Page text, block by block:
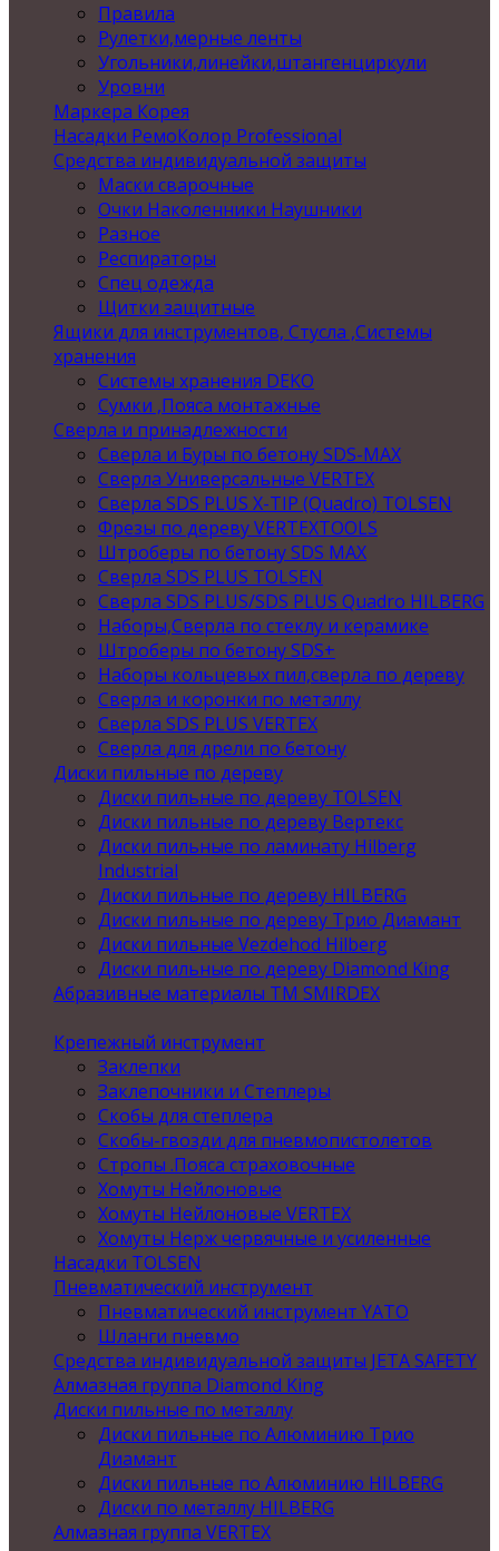
Правила
Рулетки,мерные ленты
Угольники,линейки,штангенциркули
Уровни
Маркера Корея
Насадки РемоКолор Professional
Средства индивидуальной защиты
Маски сварочные
Очки Наколенники Наушники
Разное
Респираторы
Спец одежда
Щитки защитные
Ящики для инструментов, Стусла ,Системы
хранения
Системы хранения DEKO
Сумки ,Пояса монтажные
Сверла и принадлежности
Сверла и Буры по бетону SDS-MAX
Сверла Универсальные VERTEX
Сверла SDS PLUS X-TIP (Quadro) TOLSEN
Фрезы по дереву VERTEXTOOLS
Штроберы по бетону SDS MAX
Сверла SDS PLUS TOLSEN
Сверла SDS PLUS/SDS PLUS Quadro HILBERG
Наборы,Сверла по стеклу и керамике
Штроберы по бетону SDS+
Наборы кольцевых пил,сверла по дереву
Сверла и коронки по металлу
Сверла SDS PLUS VERTEX
Сверла для дрели по бетону
Диски пильные по дереву
Диски пильные по дереву TOLSEN
Диски пильные по дереву Вертекс
Диски пильные по ламинату Hilberg
Industrial
Диски пильные по дереву HILBERG
Диски пильные по дереву Трио Диамант
Диски пильные Vezdehod Hilberg
Диски пильные по дереву Diamond King
Абразивные материалы ТМ SMIRDEX
Крепежный инструмент
Заклепки
Заклепочники и Степлеры
Скобы для степлера
Скобы-гвозди для пневмопистолетов
Стропы .Пояса страховочные
Хомуты Нейлоновые
Хомуты Нейлоновые VERTEX
Хомуты Нерж червячные и усиленные
Насадки TOLSEN
Пневматический инструмент
Пневматический инструмент YATO
Шланги пневмо
Средства индивидуальной защиты JETA SAFETY
Алмазная группа Diamond King
Диски пильные по металлу
Диски пильные по Алюминию Трио
Диамант
Диски пильные по Алюминию HILBERG
Диски по металлу HILBERG
Алмазная группа VERTEX